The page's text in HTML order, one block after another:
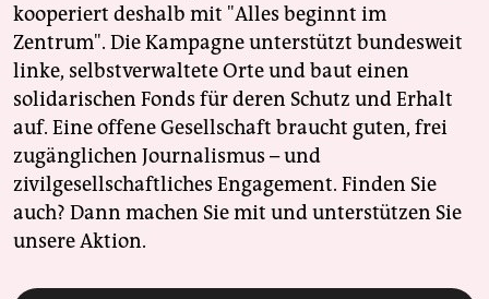
kooperiert deshalb mit "Alles beginnt im
Zentrum". Die Kampagne unterstützt bundesweit
linke, selbstverwaltete Orte und baut einen
solidarischen Fonds für deren Schutz und Erhalt
auf. Eine offene Gesellschaft braucht guten, frei
zugänglichen Journalismus – und
zivilgesellschaftliches Engagement. Finden Sie
auch? Dann machen Sie mit und unterstützen Sie
unsere Aktion.